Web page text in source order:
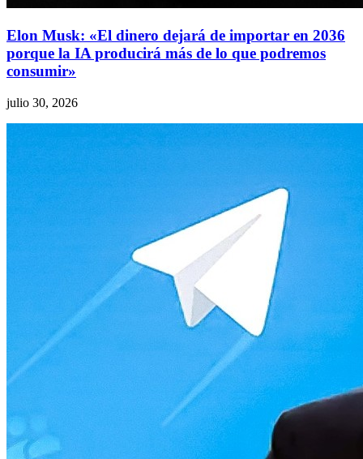
Elon Musk: «El dinero dejará de importar en 2036
porque la IA producirá más de lo que podremos
consumir»
julio 30, 2026